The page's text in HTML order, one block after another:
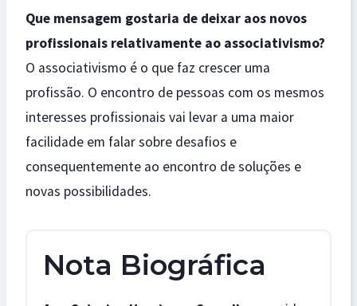
Que mensagem gostaria de deixar aos novos
profissionais relativamente ao associativismo?
O associativismo é o que faz crescer uma
profissão. O encontro de pessoas com os mesmos
interesses profissionais vai levar a uma maior
facilidade em falar sobre desafios e
consequentemente ao encontro de soluções e
novas possibilidades.
Nota Biográfica